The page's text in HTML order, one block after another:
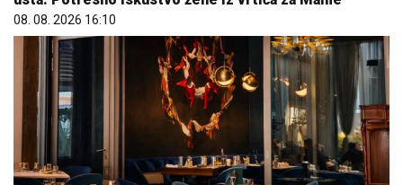
08. 08. 2026 16:10